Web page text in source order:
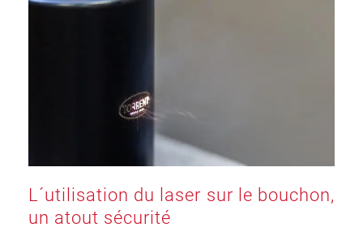
L´utilisation du laser sur le bouchon,
un atout sécurité